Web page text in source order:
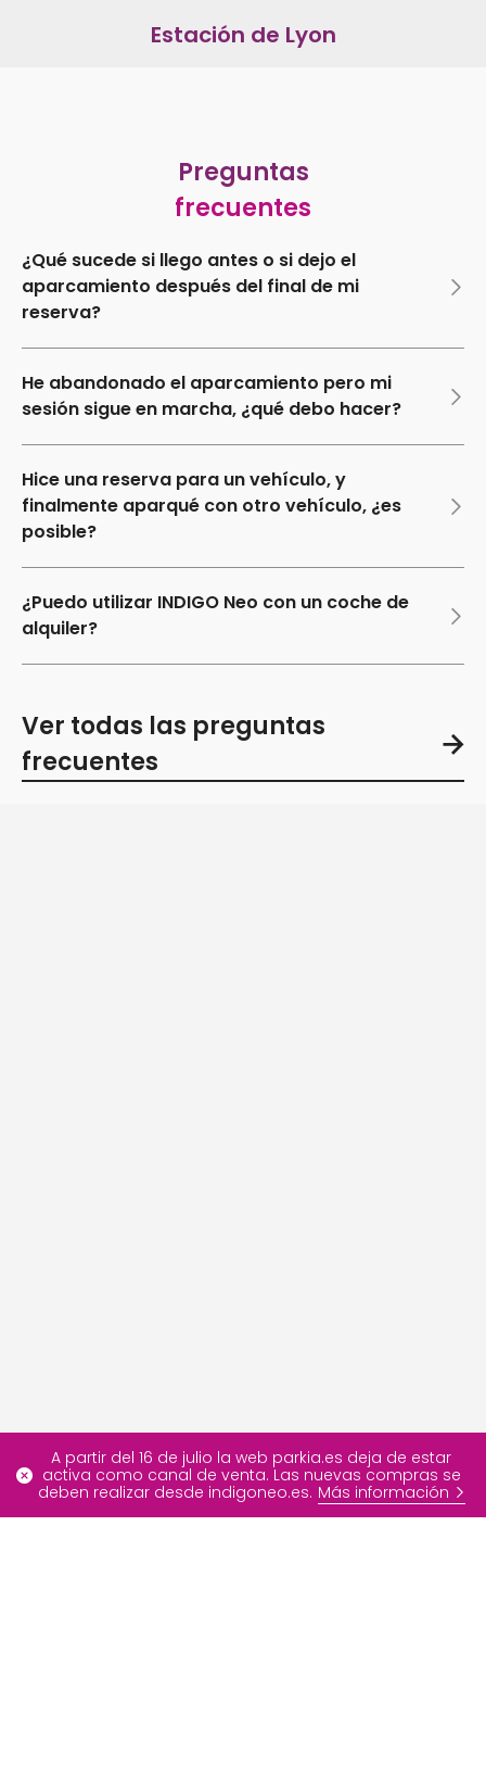
A partir del 16 de julio la web parkia.es deja de estar
activa como canal de venta. Las nuevas compras se
deben realizar desde indigoneo.es. Más información
Estación de Lyon
Preguntas
frecuentes
¿Qué sucede si llego antes o si dejo el
aparcamiento después del final de mi
reserva?
He abandonado el aparcamiento pero mi
sesión sigue en marcha, ¿qué debo hacer?
Hice una reserva para un vehículo, y
finalmente aparqué con otro vehículo, ¿es
posible?
¿Puedo utilizar INDIGO Neo con un coche de
alquiler?
Ver todas las preguntas
frecuentes